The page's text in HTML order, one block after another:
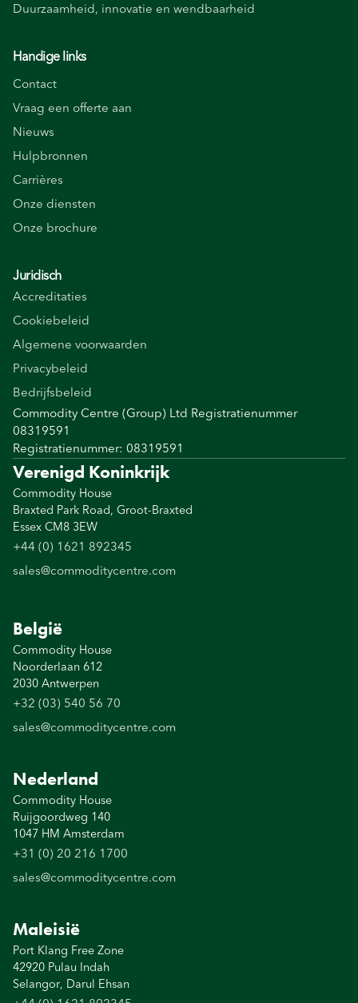
Duurzaamheid, innovatie en wendbaarheid
Handige links
Contact
Vraag een offerte aan
Nieuws
Hulpbronnen
Carrières
Onze diensten
Onze brochure
Juridisch
Accreditaties
Cookiebeleid
Algemene voorwaarden
Privacybeleid
Bedrijfsbeleid
Commodity Centre (Group) Ltd Registratienummer
08319591
Registratienummer: 08319591
Verenigd Koninkrijk
Commodity House
Braxted Park Road, Groot-Braxted
Essex CM8 3EW
+44 (0) 1621 892345
sales@commoditycentre.com
België
Commodity House
Noorderlaan 612
2030 Antwerpen
+32 (03) 540 56 70
sales@commoditycentre.com
Nederland
Commodity House
Ruijgoordweg 140
1047 HM Amsterdam
+31 (0) 20 216 1700
sales@commoditycentre.com
Maleisië
Port Klang Free Zone
42920 Pulau Indah
Selangor, Darul Ehsan